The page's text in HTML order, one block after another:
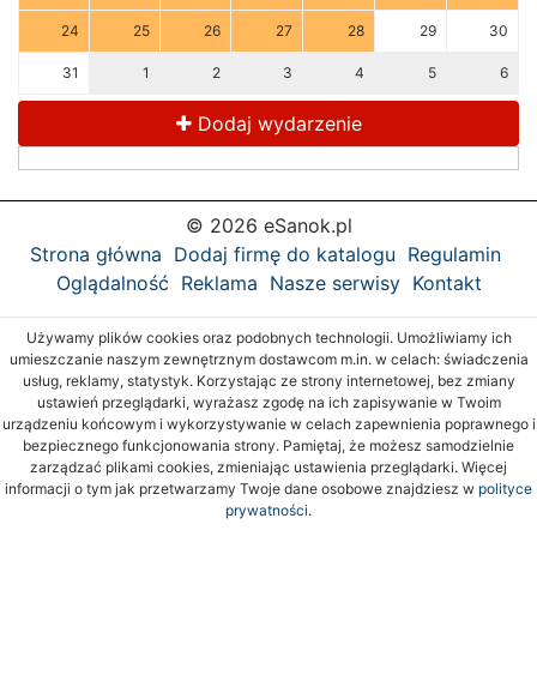
24 25 26 27 28 29 30
31 1 2 3 4 5 6
Dodaj wydarzenie
© 2026 eSanok.pl
Strona główna Dodaj firmę do katalogu Regulamin
Oglądalność Reklama Nasze serwisy Kontakt
Używamy plików cookies oraz podobnych technologii. Umożliwiamy ich
umieszczanie naszym zewnętrznym dostawcom m.in. w celach: świadczenia
usług, reklamy, statystyk. Korzystając ze strony internetowej, bez zmiany
ustawień przeglądarki, wyrażasz zgodę na ich zapisywanie w Twoim
urządzeniu końcowym i wykorzystywanie w celach zapewnienia poprawnego i
bezpiecznego funkcjonowania strony. Pamiętaj, że możesz samodzielnie
zarządzać plikami cookies, zmieniając ustawienia przeglądarki. Więcej
informacji o tym jak przetwarzamy Twoje dane osobowe znajdziesz w polityce
prywatności.